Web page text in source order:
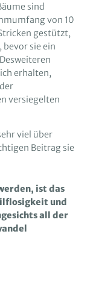
sind
von 10
gestützt,
bevor sie ein
erhalten,
versiegelten
viel über
Beitrag sie
ist das
und
all der